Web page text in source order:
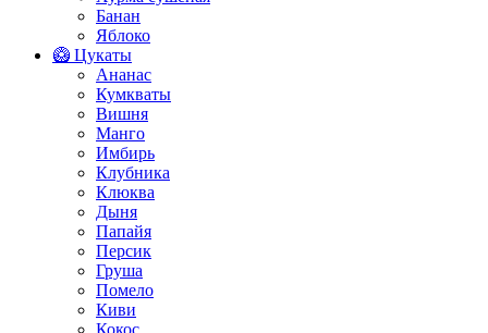
Банан
Яблоко
🥝 Цукаты
Ананас
Кумкваты
Вишня
Манго
Имбирь
Клубника
Клюква
Дыня
Папайя
Персик
Груша
Помело
Киви
Кокос